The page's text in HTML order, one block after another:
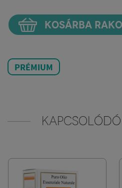
KOSÁRBA
PRÉMIUM